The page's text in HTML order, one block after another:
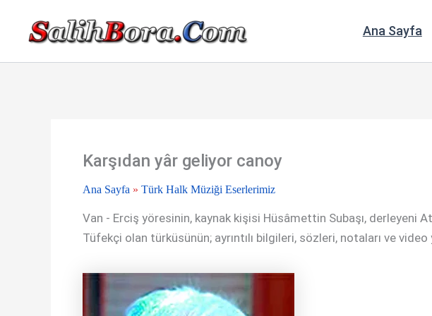
Ana Sayfa
Karşıdan yâr geliyor canoy
Ana Sayfa » Türk Halk Müziği Eserlerimiz
Van - Erciş yöresinin, kaynak kişisi Hüsâmettin Subaşı, derleyeni
Tüfekçi olan türküsünün; ayrıntılı bilgileri, sözleri, notaları ve video